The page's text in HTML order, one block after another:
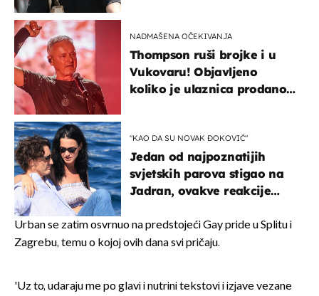
NADMAŠENA OČEKIVANJA
Thompson ruši brojke i u
Vukovaru! Objavljeno
koliko je ulaznica prodano
"KAO DA SU NOVAK ĐOKOVIĆ"
Jedan od najpoznatijih
svjetskih parova stigao na
Jadran, ovakve reakcije
Urban se zatim osvrnuo na predstojeći Gay pride u Splitu i
Zagrebu, temu o kojoj ovih dana svi pričaju.
'Uz to, udaraju me po glavi i nutrini tekstovi i izjave vezane